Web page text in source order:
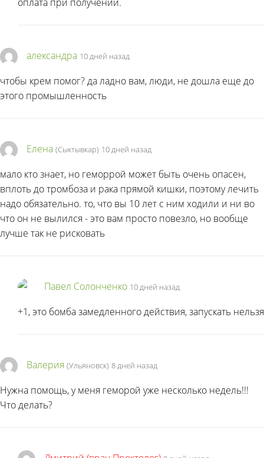
александра 10 дней назад
чтобы крем помог? да ладно вам, люди, не дошла еще до
этого промышленность
Елена (Сыктывкар) 10 дней назад
мало кто знает, но геморрой может быть очень опасен,
вплоть до тромбоза и рака прямой кишки, поэтому лечить
надо обязательно. то, что вы 10 лет с ним ходили и ни во
что он не вылился - это вам просто повезло, но вообще
лучше так не рисковать
Павел Солонченко 10 дней назад
+1, это бомба замедленного действия, запускать нельзя
Валерия (Ульяновск) 8 дней назад
Нужна помощь, у меня геморой уже несколько недель!!!
Что делать?